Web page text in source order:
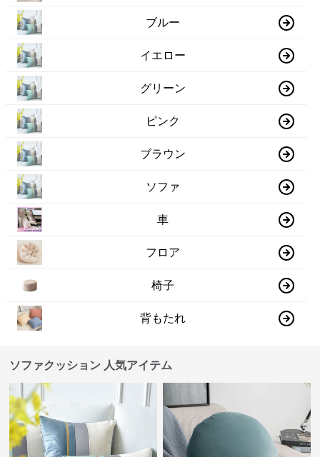
ブルー
イエロー
グリーン
ピンク
ブラウン
ソファ
車
フロア
椅子
背もたれ
ソファクッション 人気アイテム